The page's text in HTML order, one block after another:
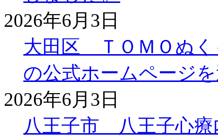
2026年6月3日
大田区 ＴＯＭＯぬく
の公式ホームページ
2026年6月3日
八王子市 八王子心療